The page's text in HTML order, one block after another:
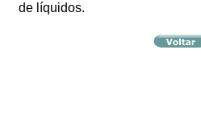
de líquidos.